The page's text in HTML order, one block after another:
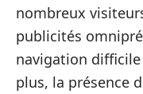
nombreux
publicités
navigation
plus, la présence